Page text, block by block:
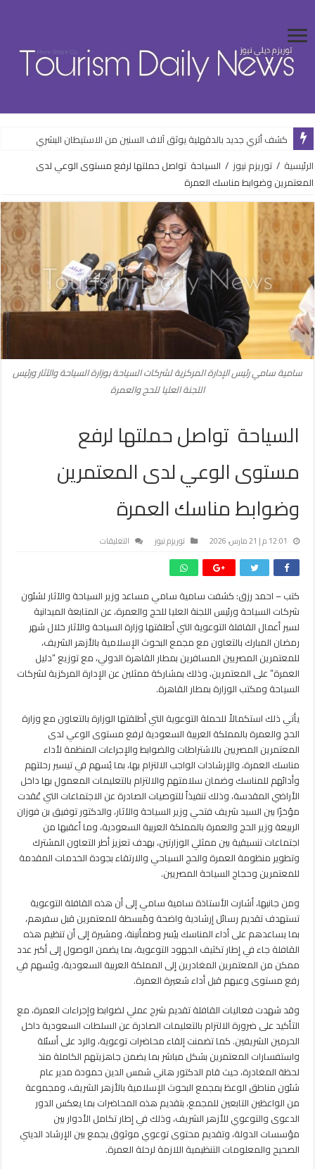
كشف أثري جديد بالدقهلية يوثق آلاف السنين من الاستيطان البشري
الرئيسية / توريزم نيوز / السياحة تواصل حملتها لرفع مستوى الوعي لدى
المعتمرين وضوابط مناسك العمرة
سامية سامي رئيس الإدارة المركزية لشركات السياحة بوزارة السياحة والآثار ورئيس
اللجنة العليا للحج والعمرة
السياحة تواصل حملتها لرفع
مستوى الوعي لدى المعتمرين
وضوابط مناسك العمرة
12:01 م | 21 مارس، 2026 توريزم نيوز التعليقات
لرفع
مستوى
الوعي
لدى
المعتمرين
وضوابط
مناسك
كتب – احمد رزق: كشفت سامية سامي مساعد وزير السياحة والآثار لشئون
شركات السياحة ورئيس اللجنة العليا للحج والعمرة، عن المتابعة الميدانية
لسير أعمال القافلة التوعوية التي أطلقتها وزارة السياحة والآثار خلال شهر
رمضان المبارك بالتعاون مع مجمع البحوث الإسلامية بالأزهر الشريف،
للمعتمرين المصريين المسافرين بمطار القاهرة الدولي، مع توزيع “دليل
العمرة” على المعتمرين، وذلك بمشاركة ممثلين عن الإدارة المركزية لشركات
السياحة ومكتب الوزارة بمطار القاهرة.
يأتي ذلك استكمالاً للحملة التوعوية التي أطلقتها الوزارة بالتعاون مع وزارة
الحج والعمرة بالمملكة العربية السعودية لرفع مستوى الوعي لدى
المعتمرين المصريين بالاشتراطات والضوابط والإجراءات المنظمة لأداء
مناسك العمرة، والإرشادات الواجب الالتزام بها، بما يُسهم في تيسير رحلتهم
وأدائهم للمناسك وضمان سلامتهم والالتزام بالتعليمات المعمول بها داخل
الأراضي المقدسة، وذلك تنفيذاً للتوصيات الصادرة عن الاجتماعات التي عُقدت
مؤخرًا بين السيد شريف فتحي وزير السياحة والآثار، والدكتور توفيق بن فوزان
الربيعة وزير الحج والعمرة بالمملكة العربية السعودية، وما أعقبها من
اجتماعات تنسيقية بين ممثلي الوزارتين، بهدف تعزيز أطر التعاون المشترك
وتطوير منظومة العمرة والحج السياحي والارتقاء بجودة الخدمات المقدمة
للمعتمرين وحجاج السياحة المصريين.
ومن جانبها، أشارت الأستاذة سامية سامي إلى أن هذه القافلة التوعوية
تستهدف تقديم رسائل إرشادية واضحة ومُبسطة للمعتمرين قبل سفرهم،
بما يساعدهم على أداء المناسك بيُسر وطمأنينة، ومشيرة إلى أن تنظيم هذه
القافلة جاء في إطار تكثيف الجهود التوعوية، بما يضمن الوصول إلى أكبر عدد
ممكن من المعتمرين المغادرين إلى المملكة العربية السعودية، ويُسهم في
رفع مستوى وعيهم قبل أداء شعيرة العمرة.
وقد شهدت فعاليات القافلة تقديم شرح عملي لضوابط وإجراءات العمرة، مع
التأكيد على ضرورة الالتزام بالتعليمات الصادرة عن السلطات السعودية داخل
الحرمين الشريفين. كما تضمنت إلقاء محاضرات توعوية، والرد على أسئلة
واستفسارات المعتمرين بشكل مباشر بما يضمن جاهزيتهم الكاملة منذ
لحظة المغادرة، حيث قام الدكتور هاني شمس الدين حمودة مدير عام
شئون مناطق الوعظ بمجمع البحوث الإسلامية بالأزهر الشريف، ومجموعة
من الواعظين التابعين للمجمع، بتقديم هذه المحاضرات بما يعكس الدور
الدعوى والتوعوي للأزهر الشريف، وذلك في إطار تكامل الأدوار بين
مؤسسات الدولة، وتقديم محتوى توعوي موثوق يجمع بين الإرشاد الديني
الصحيح والمعلومات التنظيمية اللازمة لرحلة العمرة.